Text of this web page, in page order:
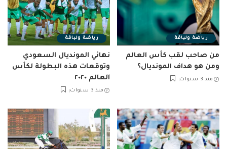
رياضة ولياقة
من صاحب لقب كأس العالم
ومن هو هداف المونديال؟
منذ 3 سنوات
رياضة ولياقة
نهائي المونديال السعودي
وتوقعات هذه البطولة لكأس
العالم ٢٠٢٠
منذ 3 سنوات